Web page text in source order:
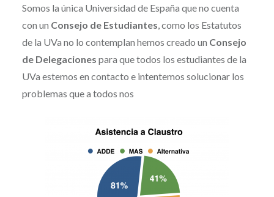
Somos la única Universidad de España que no cuenta
con un Consejo de Estudiantes , como los Estatutos
de la UVa no lo contemplan hemos creado un Consejo
de Delegaciones para que todos los estudiantes de la
UVa estemos en contacto e intentemos solucionar los
problemas que a todos nos